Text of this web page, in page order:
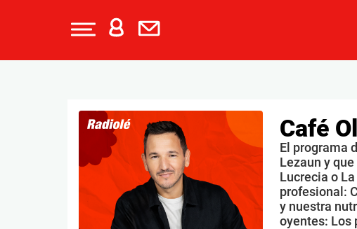
Café
El programa
Lezaun y
Lucrecia o
profesional:
y nuestra
oyentes: Los